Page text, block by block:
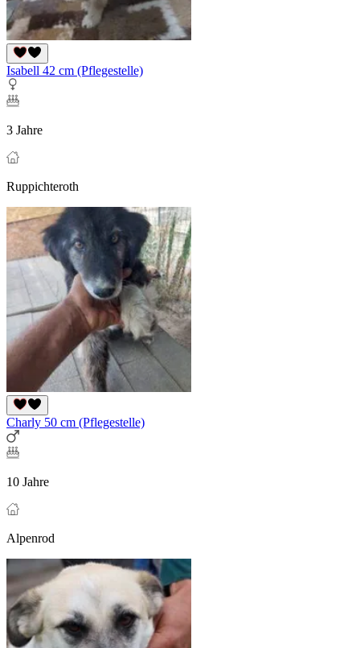
Isabell 42 cm (Pflegestelle)
3 Jahre
Ruppichteroth
Charly 50 cm (Pflegestelle)
10 Jahre
Alpenrod